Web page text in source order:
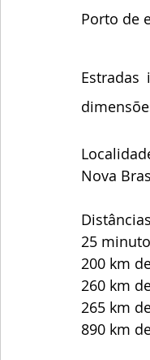
Porto de
Nova
25
200 km
260 km
265 km
890 km